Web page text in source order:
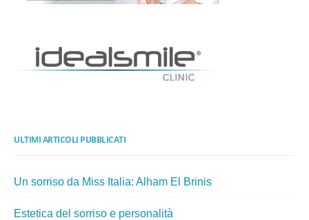
ULTIMI ARTICOLI PUBBLICATI
Un sorriso da Miss Italia: Alham El Brinis
Estetica del sorriso e personalità